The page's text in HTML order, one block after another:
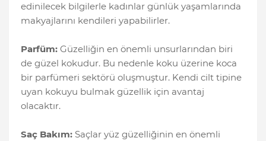
edinilecek bilgilerle kadınlar günlük yaşamlarında
makyajlarını kendileri yapabilirler.
Parfüm: Güzelliğin en önemli unsurlarından biri
de güzel kokudur. Bu nedenle koku üzerine koca
bir parfümeri sektörü oluşmuştur. Kendi cilt tipine
uyan kokuyu bulmak güzellik için avantaj
olacaktır.
Saç Bakım: Saçlar yüz güzelliğinin en önemli